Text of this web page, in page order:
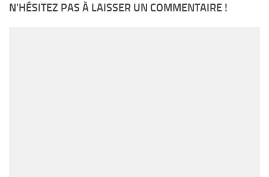
N'HÉSITEZ PAS À LAISSER UN COMMENTAIRE !